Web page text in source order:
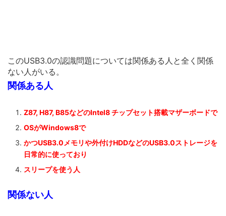
このUSB3.0の認識問題については関係ある人と全く関係
ない人がいる。
関係ある人
Z87, H87, B85などのIntel8 チップセット搭載マザーボードで
OSがWindows8で
かつUSB3.0メモリや外付けHDDなどのUSB3.0ストレージを
日常的に使っており
スリープを使う人
関係ない人